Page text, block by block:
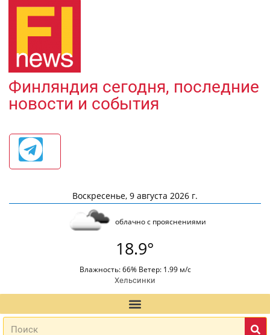
Финляндия сегодня, последние
новости и события
Воскресенье, 9 августа 2026 г.
облачно с прояснениями
18.9°
Влажность: 66% Ветер: 1.99 м/с
Хельсинки